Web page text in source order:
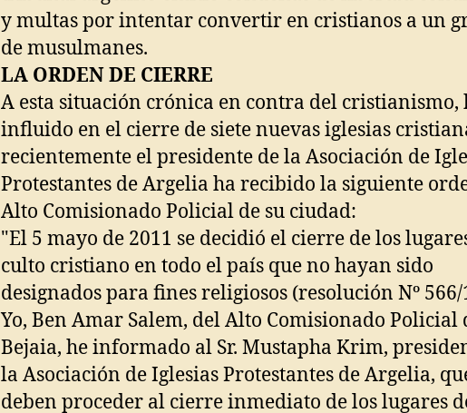
y multas por intentar convertir en cristianos a un
de musulmanes.
LA ORDEN DE CIERRE
A esta situación crónica en contra del cristianismo,
influido en el cierre de siete nuevas iglesias
recientemente el presidente de la Asociación de
Protestantes de Argelia ha recibido la siguiente
Alto Comisionado Policial de su ciudad:
"El 5 mayo de 2011 se decidió el cierre de los
culto cristiano en todo el país que no hayan sido
designados para fines religiosos (resolución Nº 566/
Yo, Ben Amar Salem, del Alto Comisionado Policial
Bejaia, he informado al Sr. Mustapha Krim,
la Asociación de Iglesias Protestantes de Argelia,
deben proceder al cierre inmediato de los lugares